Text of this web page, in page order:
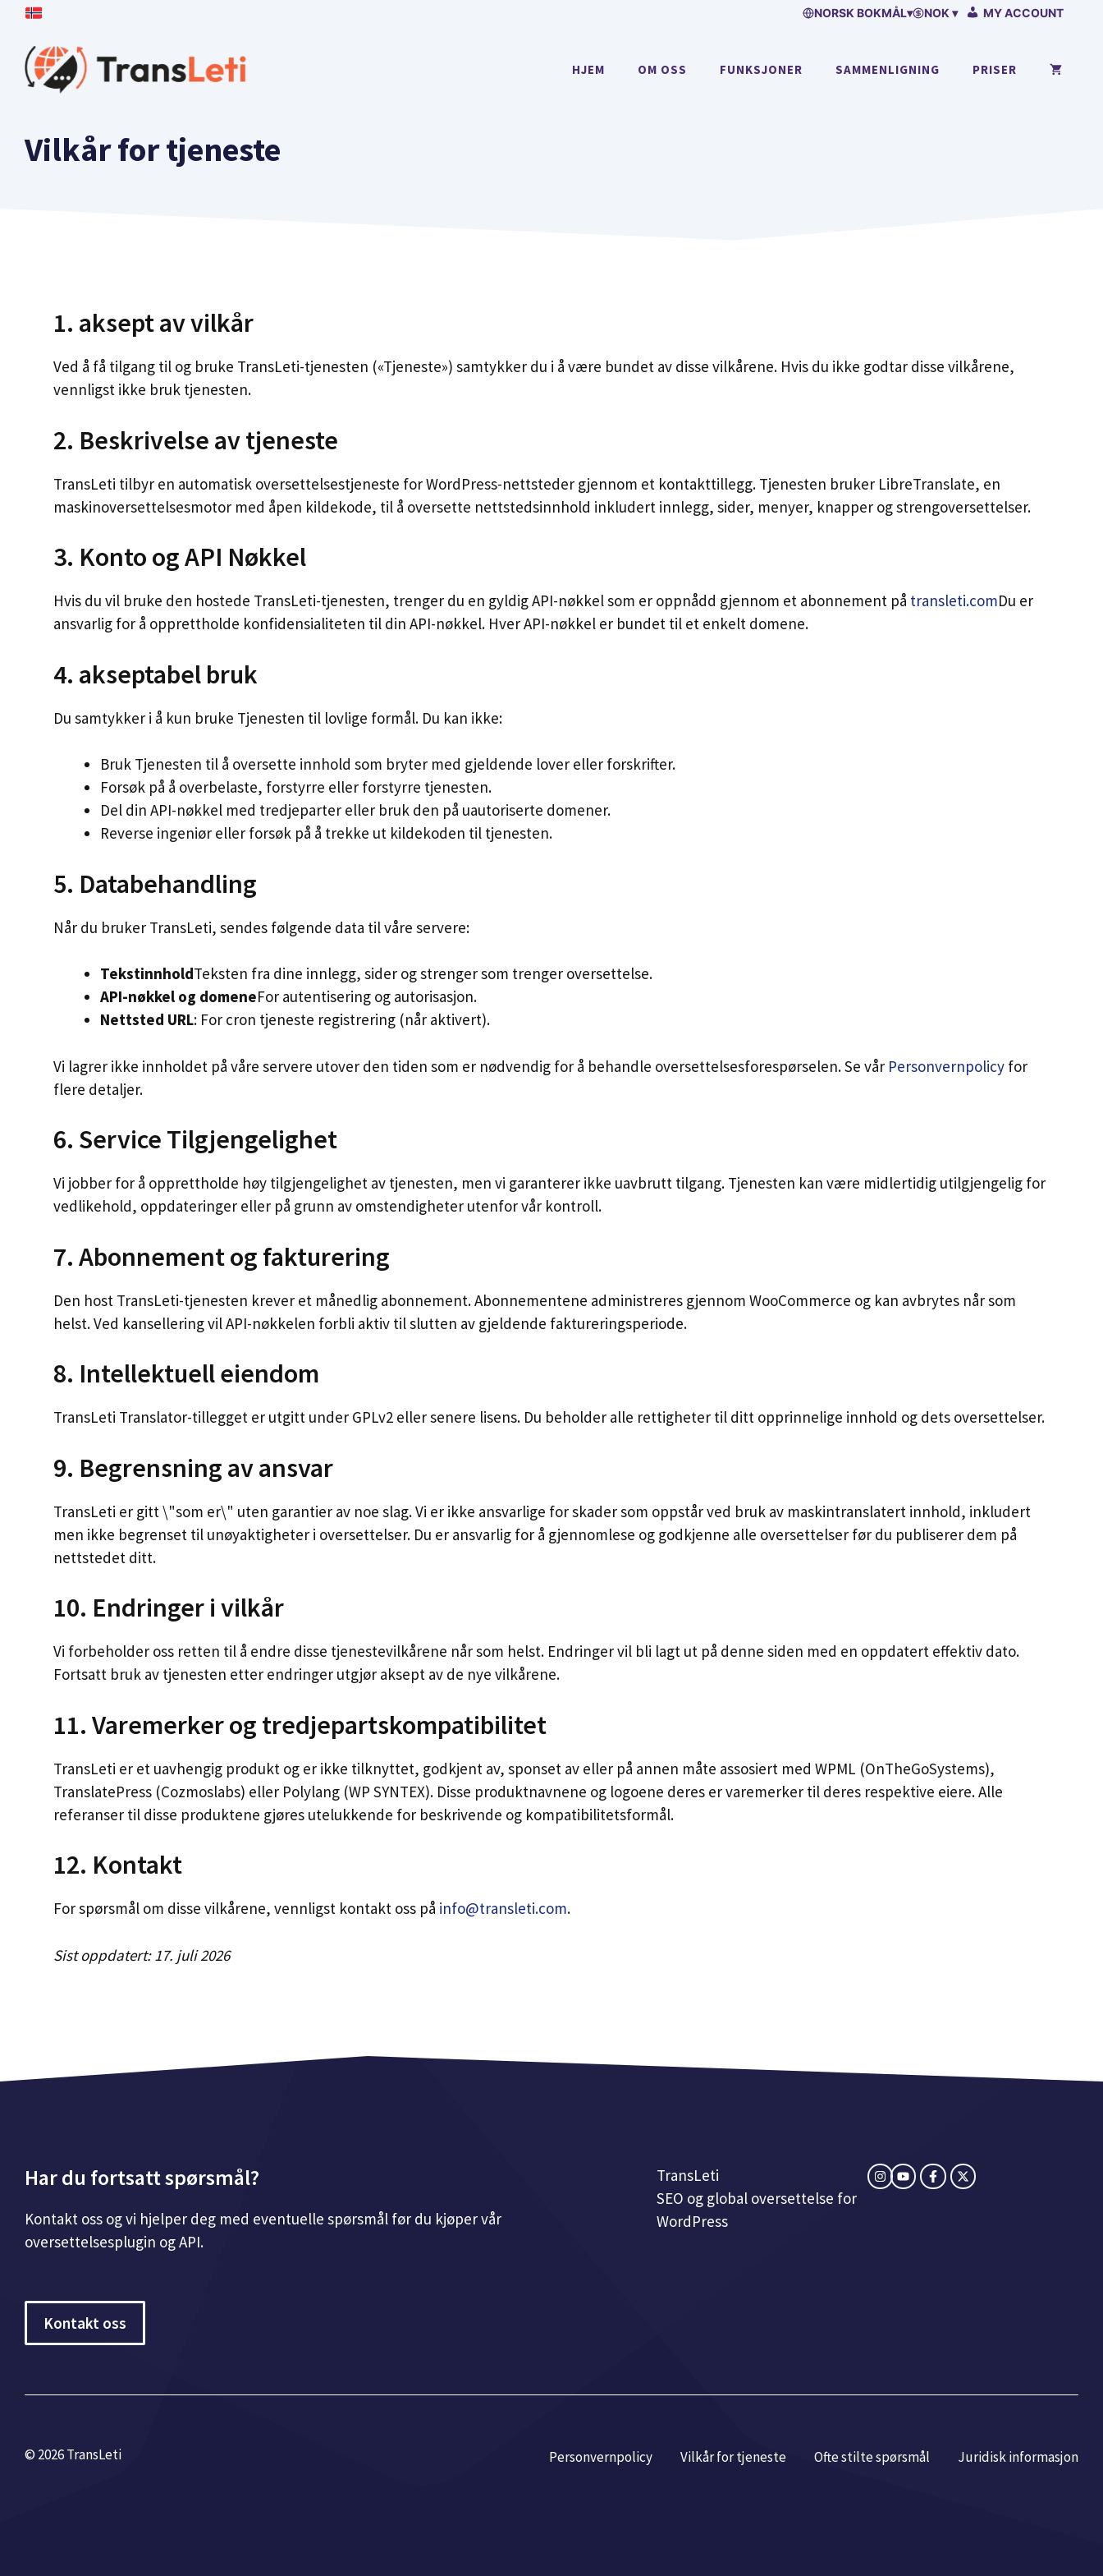
Hopp
Innhold
NORSK BOKMÅL▾ NOK ▾ MY ACCOUNT
HJEM OM OSS FUNKSJONER SAMMENLIGNING PRISER
Vilkår for tjeneste
1. aksept av vilkår
Ved å få tilgang til og bruke TransLeti-tjenesten («Tjeneste») samtykker du i å være bundet av disse vilkårene. Hvis du ikke godtar disse vilkårene,
vennligst ikke bruk tjenesten.
2. Beskrivelse av tjeneste
TransLeti tilbyr en automatisk oversettelsestjeneste for WordPress-nettsteder gjennom et kontakttillegg. Tjenesten bruker LibreTranslate, en
maskinoversettelsesmotor med åpen kildekode, til å oversette nettstedsinnhold inkludert innlegg, sider, menyer, knapper og strengoversettelser.
3. Konto og API Nøkkel
Hvis du vil bruke den hostede TransLeti-tjenesten, trenger du en gyldig API-nøkkel som er oppnådd gjennom et abonnement på transleti.comDu er
ansvarlig for å opprettholde konfidensialiteten til din API-nøkkel. Hver API-nøkkel er bundet til et enkelt domene.
4. akseptabel bruk
Du samtykker i å kun bruke Tjenesten til lovlige formål. Du kan ikke:
Bruk Tjenesten til å oversette innhold som bryter med gjeldende lover eller forskrifter.
Forsøk på å overbelaste, forstyrre eller forstyrre tjenesten.
Del din API-nøkkel med tredjeparter eller bruk den på uautoriserte domener.
Reverse ingeniør eller forsøk på å trekke ut kildekoden til tjenesten.
5. Databehandling
Når du bruker TransLeti, sendes følgende data til våre servere:
TekstinnholdTeksten fra dine innlegg, sider og strenger som trenger oversettelse.
API-nøkkel og domeneFor autentisering og autorisasjon.
Nettsted URL: For cron tjeneste registrering (når aktivert).
Vi lagrer ikke innholdet på våre servere utover den tiden som er nødvendig for å behandle oversettelsesforespørselen. Se vår Personvernpolicy for
flere detaljer.
6. Service Tilgjengelighet
Vi jobber for å opprettholde høy tilgjengelighet av tjenesten, men vi garanterer ikke uavbrutt tilgang. Tjenesten kan være midlertidig utilgjengelig for
vedlikehold, oppdateringer eller på grunn av omstendigheter utenfor vår kontroll.
7. Abonnement og fakturering
Den host TransLeti-tjenesten krever et månedlig abonnement. Abonnementene administreres gjennom WooCommerce og kan avbrytes når som
helst. Ved kansellering vil API-nøkkelen forbli aktiv til slutten av gjeldende faktureringsperiode.
8. Intellektuell eiendom
TransLeti Translator-tillegget er utgitt under GPLv2 eller senere lisens. Du beholder alle rettigheter til ditt opprinnelige innhold og dets oversettelser.
9. Begrensning av ansvar
TransLeti er gitt \"som er\" uten garantier av noe slag. Vi er ikke ansvarlige for skader som oppstår ved bruk av maskintranslatert innhold, inkludert
men ikke begrenset til unøyaktigheter i oversettelser. Du er ansvarlig for å gjennomlese og godkjenne alle oversettelser før du publiserer dem på
nettstedet ditt.
10. Endringer i vilkår
Vi forbeholder oss retten til å endre disse tjenestevilkårene når som helst. Endringer vil bli lagt ut på denne siden med en oppdatert effektiv dato.
Fortsatt bruk av tjenesten etter endringer utgjør aksept av de nye vilkårene.
11. Varemerker og tredjepartskompatibilitet
TransLeti er et uavhengig produkt og er ikke tilknyttet, godkjent av, sponset av eller på annen måte assosiert med WPML (OnTheGoSystems),
TranslatePress (Cozmoslabs) eller Polylang (WP SYNTEX). Disse produktnavnene og logoene deres er varemerker til deres respektive eiere. Alle
referanser til disse produktene gjøres utelukkende for beskrivende og kompatibilitetsformål.
12. Kontakt
For spørsmål om disse vilkårene, vennligst kontakt oss på info@transleti.com.
Sist oppdatert: 17. juli 2026
Har du fortsatt spørsmål?
Kontakt oss og vi hjelper deg med eventuelle spørsmål før du kjøper vår
oversettelsesplugin og API.
Kontakt oss
TransLeti
SEO og global oversettelse for
WordPress
© 2026 TransLeti Personvernpolicy Vilkår for tjeneste Ofte stilte spørsmål Juridisk informasjon